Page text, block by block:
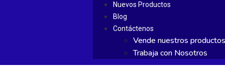
Nuevos Productos
Blog
Contáctenos
Vende nuestros
Trabaja con Nosotros